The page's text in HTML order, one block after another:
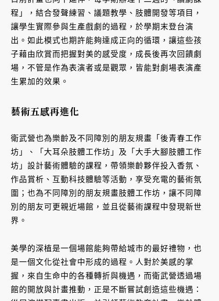
程」，結合發聲練習、議題教學、肢體開發等項目，
讓學生實際參與生產戲劇的過程，於學期末登台演
出。如此模式也期許能夠達成正向的循環，讓這些孩
子藉由欣賞而把握對美的感受度，成長後再次回饋劇
場，不管是作為表演者或是觀眾，皆能對劇場表演產
生累加的效果。
藝術五感再進化
衛武營也為樂齡及不同障別的朋友規畫「後青春工作
坊」、「大耳朵肢體工作坊」及「大手大腳肢體工作
坊」設計藝術體驗的課程，帶領樂齡夥伴投入香氛、
作品賞析、互動科技體驗等活動，享受充電的藝術氛
圍；也為不同障別的朋友規畫肢體工作坊，讓不同障
別的朋友可更親近場館，並且從藝術課程中發現新世
界。
美學的深植是一個場館能夠帶給城市的最好禮物，也
是一個文化從社會中形成的過程。人對於美感的掌
握，來自生命中的各種轉折與機遇，而衛武營透過場
館的開放與計畫推動，正是不斷嘗試創造這些機遇：